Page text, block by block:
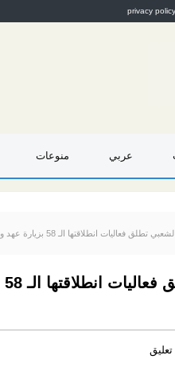
privacy policy
عربي منوعات
فعاليات انطلاقتها الـ 58 بزيارة عهد ووفاء لأضرحة وصروح القادة الشهداء